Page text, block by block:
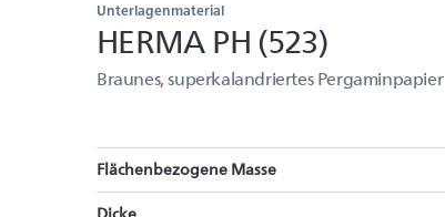
Unterlagenmaterial
HERMA PH (523)
Braunes, superkalandriertes Pergaminpapier
Flächenbezogene Masse